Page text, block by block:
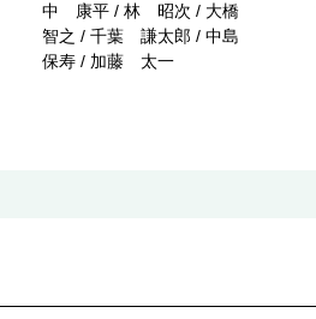
中 康平 / 林 昭次 / 大橋
智之 / 千葉 謙太郎 / 中島
保寿 / 加藤 太一